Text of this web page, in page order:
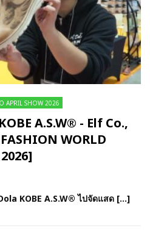
APRIL SHOW 2026
A.S.W® - Elf Co.,
WORLD
KOBE A.S.W® ไปจัดแสด […]